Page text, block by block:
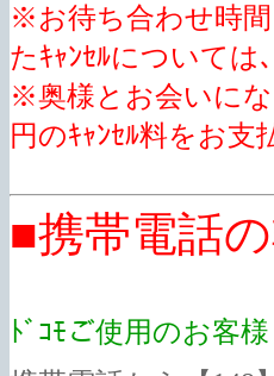
※お待ち合わせ時
たｷｬﾝｾﾙについては
※奥様とお会いにな
円のｷｬﾝｾﾙ料をお
■携帯電話
ﾄﾞｺﾓご使用のお客様